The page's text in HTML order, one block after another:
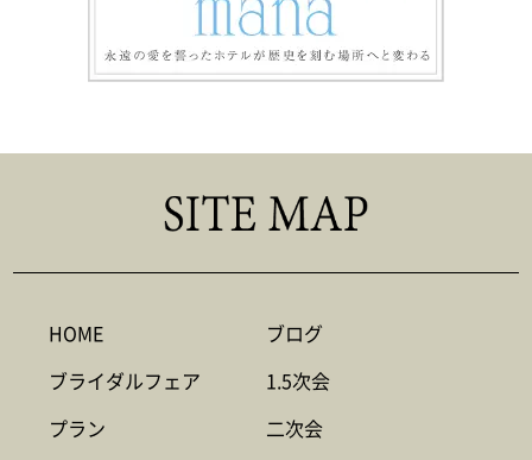
HOME
ブライダルフェア
プラン
ブログ
1.5次会
二次会